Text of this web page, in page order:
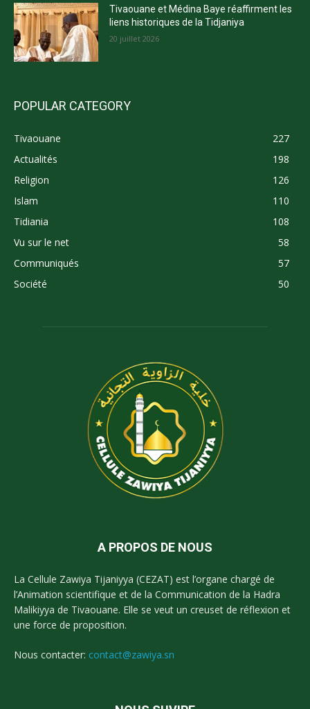
Tivaouane et Médina Baye réaffirment les
liens historiques de la Tidjaniya
20 juillet 2026
POPULAR CATEGORY
Tivaouane
227
Actualités
198
Religion
126
Islam
110
Tidiania
108
Vu sur le net
58
Communiqués
57
Société
50
A PROPOS DE NOUS
La Cellule Zawiya Tijaniyya (CEZAT) est l’organe chargé de
l’Animation scientifique et de la Communication de la Hadra
Malikiyya de Tivaouane. Elle se veut un creuset de réflexion et
une force de proposition.
Nous contacter: contact@zawiya.sn